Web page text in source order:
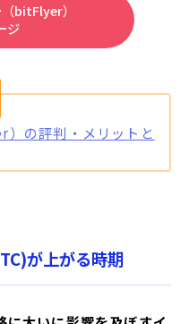
bitFlyer）
ジ
の評判・メリットと
が上がる時期